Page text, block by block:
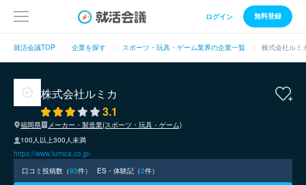
ログイン 無料登録
就活会議TOP 企業を探す スポーツ・玩具・ゲーム業界の企業一覧 株式会社ルミ
株式会社ルミカ
3.1
福岡県
メーカー・製造業(スポーツ・玩具・ゲーム)
100人以上300人未満
https://www.lumica.co.jp/
口コミ投稿数（93件） ES・体験記（2件）